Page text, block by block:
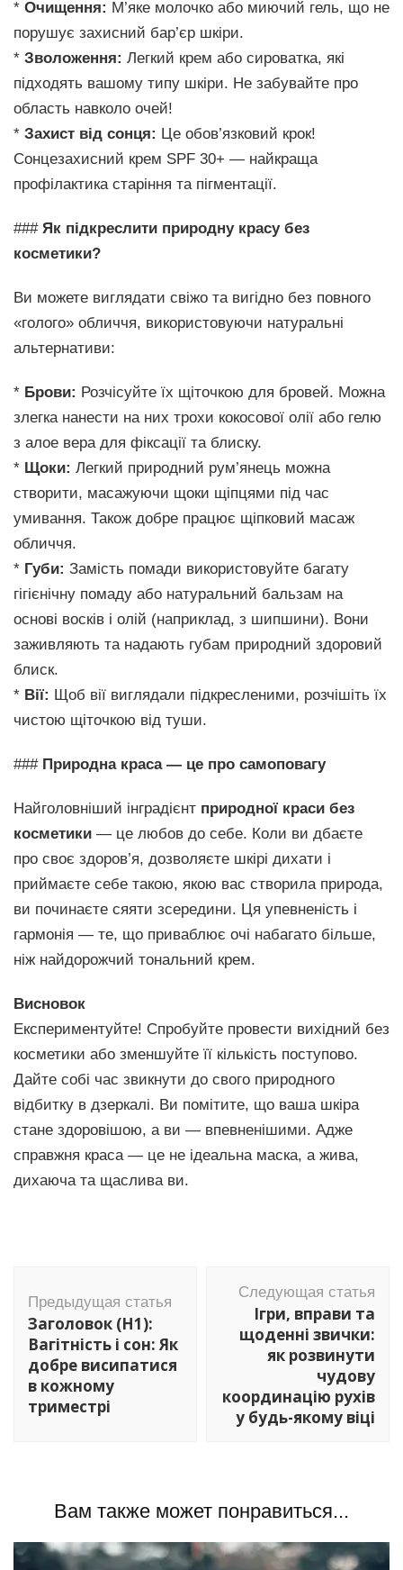
* Очищення: М’яке молочко або миючий гель, що не
порушує захисний бар’єр шкіри.
* Зволоження: Легкий крем або сироватка, які
підходять вашому типу шкіри. Не забувайте про
область навколо очей!
* Захист від сонця: Це обов’язковий крок!
Сонцезахисний крем SPF 30+ — найкраща
профілактика старіння та пігментації.
### Як підкреслити природну красу без
косметики?
Ви можете виглядати свіжо та вигідно без повного
«голого» обличчя, використовуючи натуральні
альтернативи:
* Брови: Розчісуйте їх щіточкою для бровей. Можна
злегка нанести на них трохи кокосової олії або гелю
з алое вера для фіксації та блиску.
* Щоки: Легкий природний рум’янець можна
створити, масажуючи щоки щіпцями під час
умивання. Також добре працює щіпковий масаж
обличчя.
* Губи: Замість помади використовуйте багату
гігієнічну помаду або натуральний бальзам на
основі восків і олій (наприклад, з шипшини). Вони
заживляють та надають губам природний здоровий
блиск.
* Вії: Щоб вії виглядали підкресленими, розчішіть їх
чистою щіточкою від туши.
### Природна краса — це про самоповагу
Найголовніший інградієнт природної краси без
косметики — це любов до себе. Коли ви дбаєте
про своє здоров’я, дозволяєте шкірі дихати і
приймаєте себе такою, якою вас створила природа,
ви починаєте сяяти зсередини. Ця упевненість і
гармонія — те, що приваблює очі набагато більше,
ніж найдорожчий тональний крем.
Висновок
Експериментуйте! Спробуйте провести вихідний без
косметики або зменшуйте її кількість поступово.
Дайте собі час звикнути до свого природного
відбитку в дзеркалі. Ви помітите, що ваша шкіра
стане здоровішою, а ви — впевненішими. Адже
справжня краса — це не ідеальна маска, а жива,
дихаюча та щаслива ви.
по
записям
Предыдущая статья
Заголовок (H1):
Вагітність і сон: Як
добре висипатися
в кожному
триместрі
Следующая статья
Ігри, вправи та
щоденні звички:
як розвинути
чудову
координацію рухів
у будь-якому віці
Вам также может понравиться...